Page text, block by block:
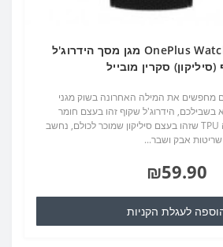
[6 יחידות] OnePlus Watch 2R מגן מסך הידרוג'ל
סקרין מובייל
מחפשים את המילה האחרונה בשוק מגני
הידרוג'ל שקוף זהו בעצם חומר
שניקרא בשפת התעשייה TPU שזהו בעצם סיליקון שמוכר לכולם, נחשב
אבק ושבר...
₪59.90
לעגלת הקניות